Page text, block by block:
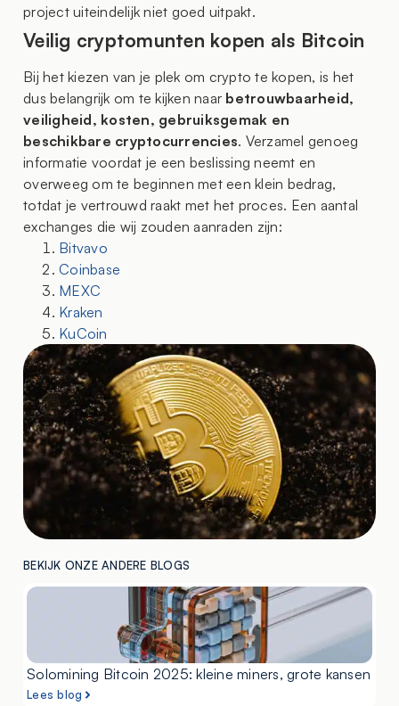
project uiteindelijk niet goed uitpakt.
Veilig cryptomunten kopen als Bitcoin
Bij het kiezen van je plek om crypto te kopen, is het
dus belangrijk om te kijken naar betrouwbaarheid,
veiligheid, kosten, gebruiksgemak en
beschikbare cryptocurrencies. Verzamel genoeg
informatie voordat je een beslissing neemt en
overweeg om te beginnen met een klein bedrag,
totdat je vertrouwd raakt met het proces. Een aantal
exchanges die wij zouden aanraden zijn:
Bitvavo
Coinbase
MEXC
Kraken
KuCoin
BEKIJK ONZE ANDERE BLOGS
Solomining Bitcoin 2025: kleine miners, grote kansen
Lees blog